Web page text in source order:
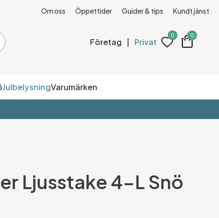
Om oss Öppettider Guider & tips Kundtjänst
Företag | Privat
0 0
JulbelysningVarumärken
Ljusstake 4-L Snö